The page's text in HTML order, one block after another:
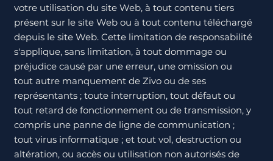
votre utilisation du site Web, à tout contenu tiers
présent sur le site Web ou à tout contenu téléchargé
depuis le site Web. Cette limitation de responsabilité
s'applique, sans limitation, à tout dommage ou
préjudice causé par une erreur, une omission ou
tout autre manquement de Zivo ou de ses
représentants ; toute interruption, tout défaut ou
tout retard de fonctionnement ou de transmission, y
compris une panne de ligne de communication ;
tout virus informatique ; et tout vol, destruction ou
altération, ou accès ou utilisation non autorisés de